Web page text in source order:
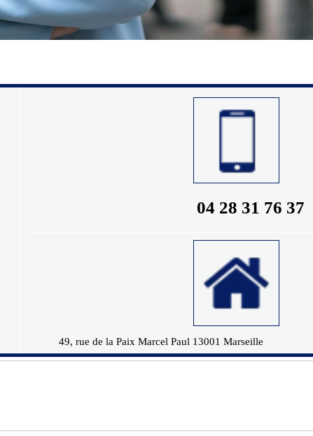
04 28 31 76 37
49, rue de la Paix Marcel Paul 13001 Marseille